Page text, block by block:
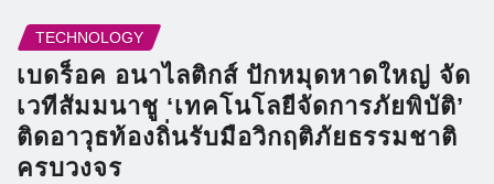
TECHNOLOGY
เบดร็อค อนาไลติกส์ ปักหมุดหาดใหญ่ จัด
เวทีสัมมนาชู ‘เทคโนโลยีจัดการภัยพิบัติ’
ติดอาวุธท้องถิ่นรับมือวิกฤติภัยธรรมชาติ
ครบวงจร